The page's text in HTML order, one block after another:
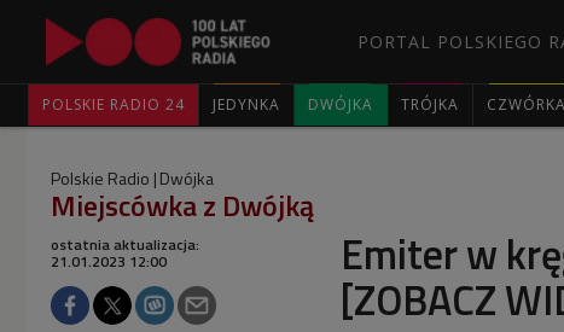
PORTAL POLSKIEGO
POLSKIE RADIO 24 JEDYNKA DWÓJKA TRÓJKA CZWÓRKA
Polskie Radio Dwójka
Miejscówka z Dwójką
Emiter w
[ZOBACZ
ostatnia aktualizacja:
21.01.2023 12:00